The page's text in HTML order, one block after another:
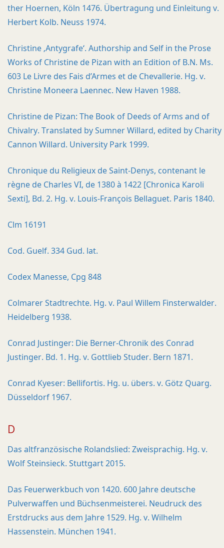
ther Hoernen, Köln 1476. Übertragung und Einleitung v.
Herbert Kolb. Neuss 1974.
Christine ‚Antygrafe‘. Authorship and Self in the Prose
Works of Christine de Pizan with an Edition of B.N. Ms.
603 Le Livre des Fais d’Armes et de Chevallerie. Hg. v.
Christine Moneera Laennec. New Haven 1988.
Christine de Pizan: The Book of Deeds of Arms and of
Chivalry. Translated by Sumner Willard, edited by Charity
Cannon Willard. University Park 1999.
Chronique du Religieux de Saint-Denys, contenant le
règne de Charles VI, de 1380 à 1422 [Chronica Karoli
Sexti], Bd. 2. Hg. v. Louis-François Bellaguet. Paris 1840.
Clm 16191
Cod. Guelf. 334 Gud. lat.
Codex Manesse, Cpg 848
Colmarer Stadtrechte. Hg. v. Paul Willem Finsterwalder.
Heidelberg 1938.
Conrad Justinger: Die Berner-Chronik des Conrad
Justinger. Bd. 1. Hg. v. Gottlieb Studer. Bern 1871.
Conrad Kyeser: Bellifortis. Hg. u. übers. v. Götz Quarg.
Düsseldorf 1967.
D
Das altfranzösische Rolandslied: Zweisprachig. Hg. v.
Wolf Steinsieck. Stuttgart 2015.
Das Feuerwerkbuch von 1420. 600 Jahre deutsche
Pulverwaffen und Büchsenmeisterei. Neudruck des
Erstdrucks aus dem Jahre 1529. Hg. v. Wilhelm
Hassenstein. München 1941.